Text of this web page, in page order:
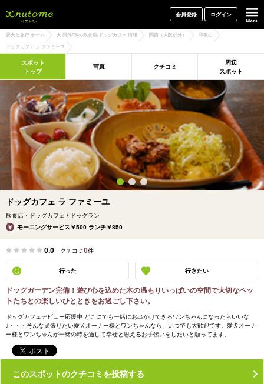
会員登録 ログイン
愛犬と旅行 ホーム 犬 同伴OKの飲食店/ドッグカフェ 情報 関西（大阪以外） 和歌山
ドッグカフェ ラ ファミーユ
スポット
トップ
写真 クチコミ
周辺
スポット
ドッグカフェ ラ ファミーユ
飲食店・ドッグカフェ / ドッグラン
モーニングサービス￥500 ランチ￥850
0.0 クチコミ 0件
行った 行きたい
ドッグガーデン完備！遊び心を込めた木の温もりいっぱいの空間で大切なペッ
トたちとの楽しいひとときをお過ごし下さい。
ドッグカフェデビュー応援中 どこにでも一緒にお出かけできるワンちゃんになったらいいな
♪・・・そんな頑張りたい愛犬オーナー様とワンちゃんなら、いつでも大歓迎です。愛犬オーナ
ー様とワンちゃんが一緒の時を過して幸せと思えるお手伝いをしたいと願ってます。
このスポットのクチコミを投稿する